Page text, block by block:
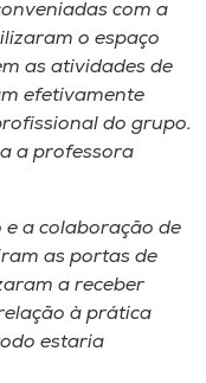
com a
o espaço
as atividades de
efetivamente
do grupo.
a professora
e a colaboração de
as portas de
a receber
à prática
estaria